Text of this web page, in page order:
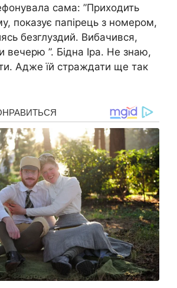
сама: ”Приходить
показує папірець з номером,
безглуздий. Вибачився,
вечерю ”. Бідна Іра. Не знаю,
Адже їй стpаждати ще так